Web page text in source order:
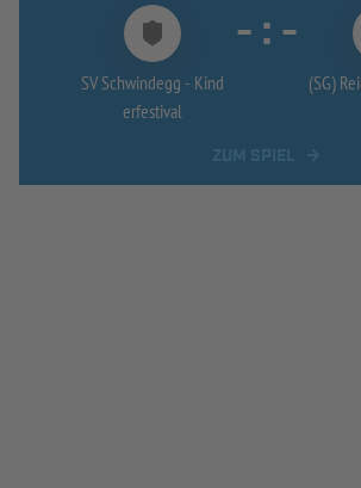
SV Schwindegg - Kind
erfestival
- : -
(SG)